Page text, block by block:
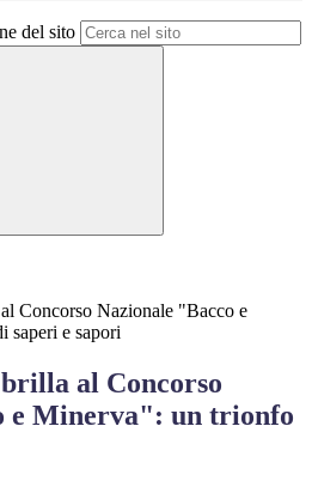
del sito
Concorso Nazionale "Bacco e
saperi e sapori
al Concorso
e Minerva": un trionfo